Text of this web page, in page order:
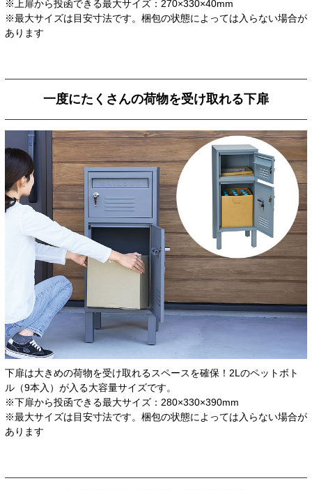
※上扉から投函できる最大サイズ：270×330×40mm
※最大サイズは目安寸法です。梱包の状態によっては入らない場合が
あります
一度にたくさんの荷物を受け取れる下扉
下扉は大きめの荷物を受け取れるスペースを確保！2Lのペットボト
ル（9本入）が入る大容量サイズです。
※下扉から投函できる最大サイズ：280×330×390mm
※最大サイズは目安寸法です。梱包の状態によっては入らない場合が
あります